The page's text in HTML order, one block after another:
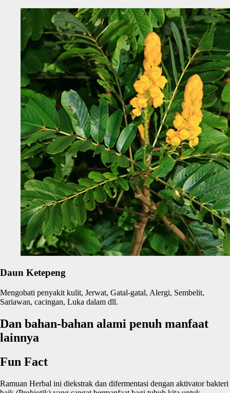
Daun Ketepeng
Mengobati penyakit kulit, Jerwat, Gatal-gatal, Alergi, Sembelit,
Sariawan, cacingan, Luka dalam dll.
Dan bahan-bahan alami penuh manfaat
lainnya
Fun Fact
Ramuan Herbal ini diekstrak dan difermentasi dengan aktivator bakteri